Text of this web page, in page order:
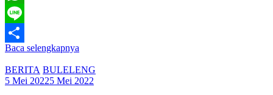
WhatsApp
Line
Share
Baca selengkapnya
BERITA BULELENG
5 Mei 20225 Mei 2022